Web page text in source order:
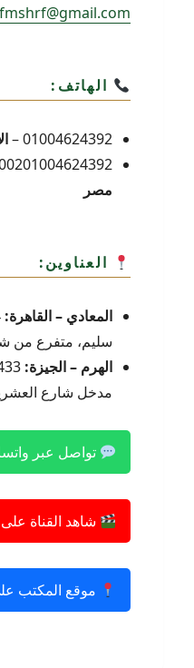
الهاتف:
01004624392 –
–
مصر
العناوين:
المعادي – القاهرة:
سليم، متفرع من
الهرم – الجيزة:
مدخل شارع
تواصل عبر
شاهد القناة
موقع المكتب